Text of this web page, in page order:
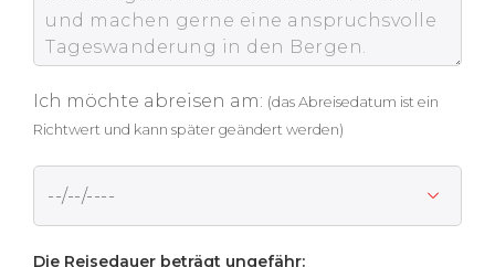
Ich möchte abreisen am: (das Abreisedatum ist ein
Richtwert und kann später geändert werden)
Die Reisedauer beträgt ungefähr: